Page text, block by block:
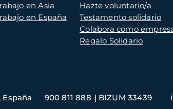
en Asia
en España
Hazte voluntario/a
Testamento solidario
Colabora como
Regalo Solidario
900 811 888 BIZUM 33439